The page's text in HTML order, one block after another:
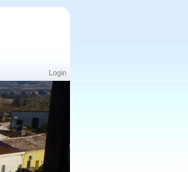
Login